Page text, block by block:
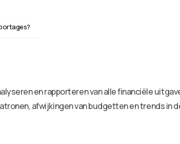
en rapporteren van alle financiële
afwijkingen van budgetten en trends in